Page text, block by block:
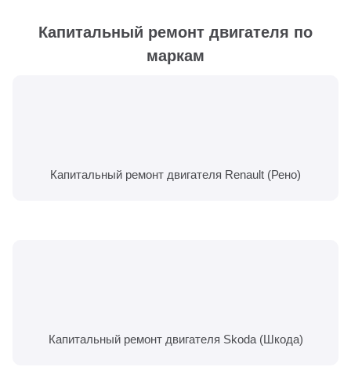
Капитальный ремонт двигателя по
маркам
Капитальный ремонт двигателя Renault (Рено)
Капитальный ремонт двигателя Skoda (Шкода)